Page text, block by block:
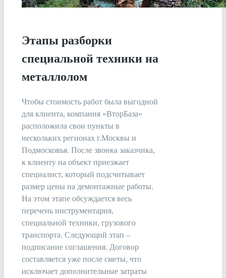
Этапы разборки
специальной техники на
металлолом
Чтобы стоимость работ была выгодной
для клиента, компания «ВторБаза»
расположила свои пункты в
нескольких регионах г.Москвы и
Подмосковья. После звонка заказчика,
к клиенту на объект приезжает
специалист, который подсчитывает
размер цены на демонтажные работы.
На этом этапе обсуждается весь
перечень инструментария,
специальной техники, грузового
транспорта. Следующий этап –
подписание соглашения. Договор
составляется уже после сметы, что
исключает дополнительные затраты